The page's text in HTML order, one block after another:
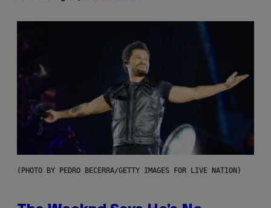
(PHOTO BY PEDRO BECERRA/GETTY IMAGES FOR LIVE NATION)